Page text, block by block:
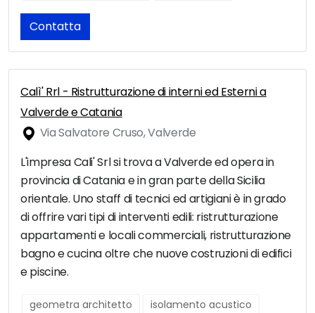
Contatta
Calì' Rrl - Ristrutturazione di interni ed Esterni a
Valverde e Catania
Via Salvatore Cruso, Valverde
L'impresa Cali' Srl si trova a Valverde ed opera in
provincia di Catania e in gran parte della Sicilia
orientale. Uno staff di tecnici ed artigiani è in grado
di offrire vari tipi di interventi edili: ristrutturazione
appartamenti e locali commerciali, ristrutturazione
bagno e cucina oltre che nuove costruzioni di edifici
e piscine.
geometra architetto
isolamento acustico